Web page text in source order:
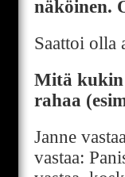
näköinen.
Saattoi olla
Mitä kukin
rahaa
Janne
vastaa: